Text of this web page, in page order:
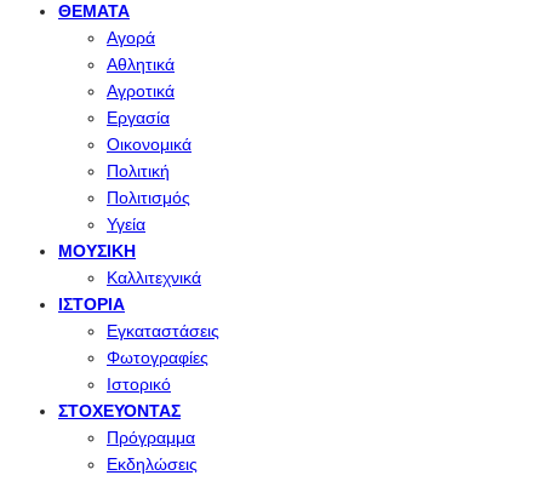
ΘΈΜΑΤΑ
Αγορά
Αθλητικά
Αγροτικά
Εργασία
Οικονομικά
Πολιτική
Πολιτισμός
Υγεία
ΜΟΥΣΙΚΉ
Καλλιτεχνικά
ΙΣΤΟΡΊΑ
Εγκαταστάσεις
Φωτογραφίες
Ιστορικό
ΣΤΟΧΕΎΟΝΤΑΣ
Πρόγραμμα
Εκδηλώσεις